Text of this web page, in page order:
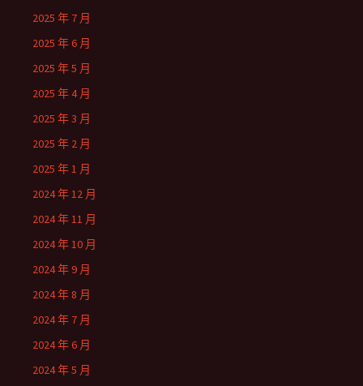
2025 年 7 月
2025 年 6 月
2025 年 5 月
2025 年 4 月
2025 年 3 月
2025 年 2 月
2025 年 1 月
2024 年 12 月
2024 年 11 月
2024 年 10 月
2024 年 9 月
2024 年 8 月
2024 年 7 月
2024 年 6 月
2024 年 5 月